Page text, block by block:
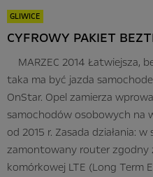
GLIWICE
CYFROWY PAKIET
MARZEC 2014 Łatwiejsza,
taka ma być jazda
OnStar. Opel zamierza
samochodów osobowych na
od 2015 r. Zasada działania:
zamontowany router zgodny
komórkowej LTE (Long Term